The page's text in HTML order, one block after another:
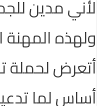
لأني مدين
ولهذه المهنة
أتعرض لحملة
أساس لما